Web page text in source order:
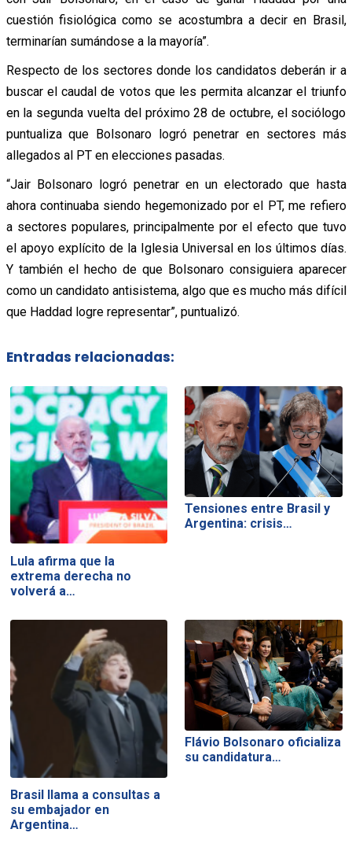
cuestión fisiológica como se acostumbra a decir en Brasil,
terminarían sumándose a la mayoría”.
Respecto de los sectores donde los candidatos deberán ir a
buscar el caudal de votos que les permita alcanzar el triunfo
en la segunda vuelta del próximo 28 de octubre, el sociólogo
puntualiza que Bolsonaro logró penetrar en sectores más
allegados al PT en elecciones pasadas.
“Jair Bolsonaro logró penetrar en un electorado que hasta
ahora continuaba siendo hegemonizado por el PT, me refiero
a sectores populares, principalmente por el efecto que tuvo
el apoyo explícito de la Iglesia Universal en los últimos días.
Y también el hecho de que Bolsonaro consiguiera aparecer
como un candidato antisistema, algo que es mucho más difícil
que Haddad logre representar”, puntualizó.
Entradas relacionadas:
Lula afirma que la
extrema derecha no
volverá a…
Tensiones entre Brasil y
Argentina: crisis…
Brasil llama a consultas a
su embajador en
Argentina…
Flávio Bolsonaro oficializa
su candidatura…